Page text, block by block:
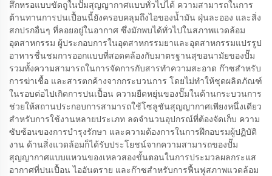
สึกหรอแบบขัดถูในปั๊มสุญญากาศแบบทั่วไปได้ ความสามารถในการ
ต้านทานการปนเปื้อนนี้ยังครอบคลุมถึงไอของน้ำมัน ฝุ่นละออง และสิ่ง
สกปรกอื่นๆ ที่ลอยอยู่ในอากาศ ซึ่งมักพบได้ทั่วไปในสภาพแวดล้อม
อุตสาหกรรม ผู้ประกอบการในอุตสาหกรรมยาและอุตสาหกรรมแปรรูป
อาหารชื่นชมการออกแบบที่สอดคล้องกับมาตรฐานสุขอนามัยของปั๊ม
รวมทั้งความสามารถในการจัดการกับสารทำความสะอาด ก๊าซสำหรับ
การฆ่าเชื้อ และสารตกค้างจากกระบวนการ โดยไม่ทำให้ชุดผลิตภัณฑ์
ในรอบต่อไปเกิดการปนเปื้อน ความยืดหยุ่นของปั๊มในด้านกระบวนการ
ช่วยให้สถานประกอบการสามารถใช้โซลูชันสุญญากาศเพียงหนึ่งเดียว
สำหรับการใช้งานหลายประเภท ลดจำนวนอุปกรณ์ที่ต้องจัดเก็บ ความ
ซับซ้อนของการบำรุงรักษา และความต้องการในการฝึกอบรมผู้ปฏิบัติ
งาน ด้านสิ่งแวดล้อมก็ได้รับประโยชน์จากความสามารถของปั๊ม
สุญญากาศแบบแหวนของเหลวสองขั้นตอนในการประมวลผลกระแส
อากาศที่ปนเปื้อน ไออันตราย และก๊าซสำหรับการฟื้นฟูสภาพแวดล้อม